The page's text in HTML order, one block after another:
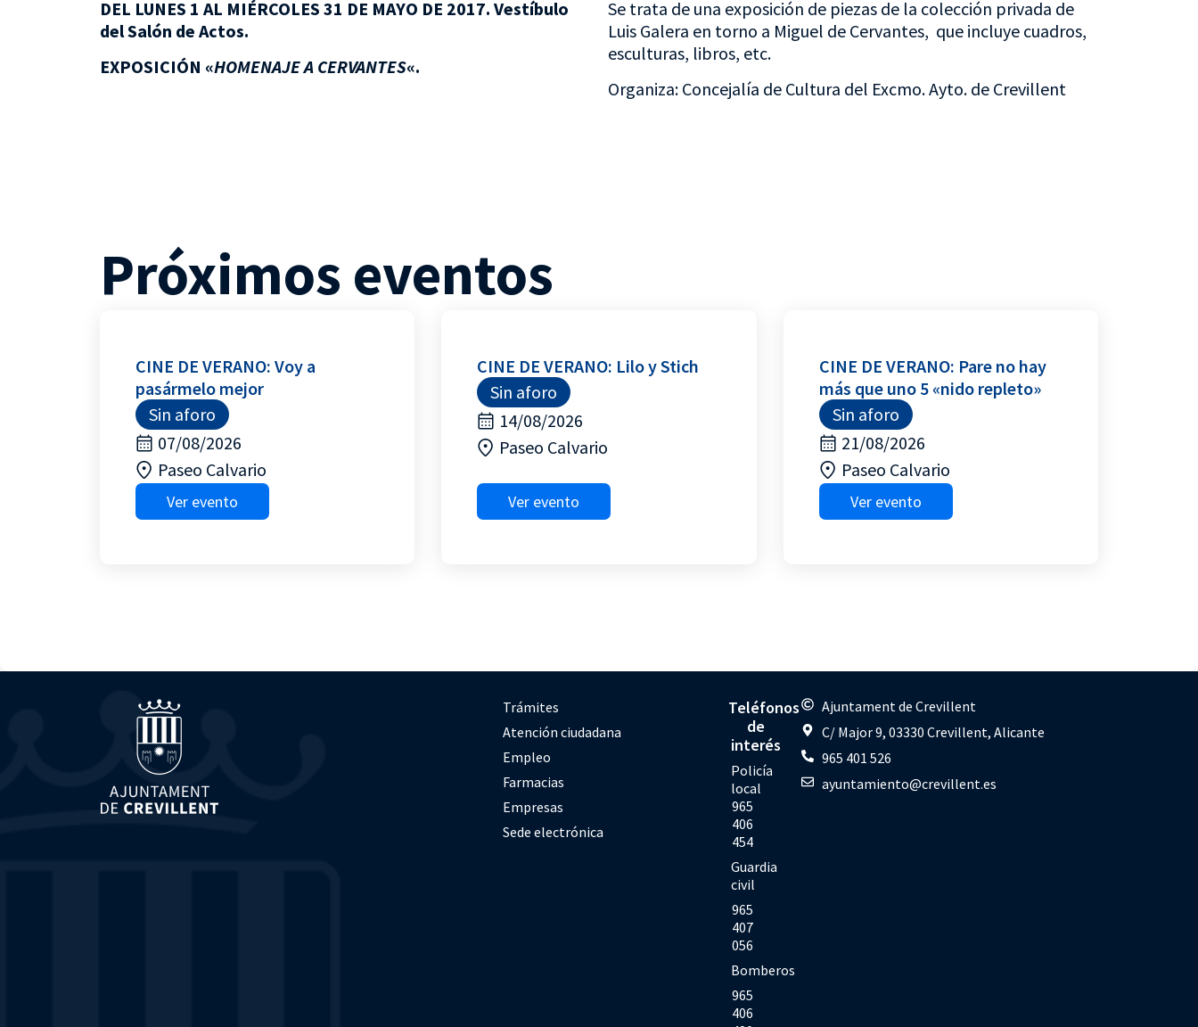
DEL LUNES 1 AL MIÉRCOLES 31 DE MAYO DE 2017. Vestíbulo
del Salón de Actos.
EXPOSICIÓN «HOMENAJE A CERVANTES«.
Se trata de una exposición de piezas de la colección privada de
Luis Galera en torno a Miguel de Cervantes, que incluye cuadros,
esculturas, libros, etc.
Organiza: Concejalía de Cultura del Excmo. Ayto. de Crevillent
Próximos eventos
CINE DE VERANO: Voy a
pasármelo mejor
Sin aforo
07/08/2026
Paseo Calvario
Ver evento
CINE DE VERANO: Lilo y Stich
Sin aforo
14/08/2026
Paseo Calvario
Ver evento
CINE DE VERANO: Pare no hay
más que uno 5 «nido repleto»
Sin aforo
21/08/2026
Paseo Calvario
Ver evento
Trámites
Atención ciudadana
Empleo
Farmacias
Empresas
Sede electrónica
Teléfonos
de
interés
Policía
local
965
406
454
Guardia
civil
965
407
056
Bomberos
965
406
Ajuntament de Crevillent
C/ Major 9, 03330 Crevillent, Alicante
965 401 526
ayuntamiento@crevillent.es